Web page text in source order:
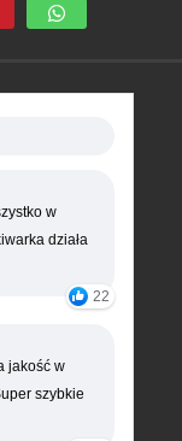
w
działa
22
jakość w
szybkie